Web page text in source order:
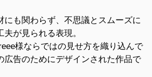
にも関わらず、不思議とスムーズに
夫が見られる表現。
様ならではの見せ方を織り込んで
広告のためにデザインされた作品で